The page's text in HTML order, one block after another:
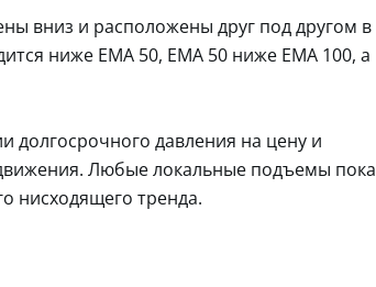
вниз и расположены друг под другом в
ниже EMA 50, EMA 50 ниже EMA 100, а
долгосрочного давления на цену и
Любые локальные подъемы пока
нисходящего тренда.